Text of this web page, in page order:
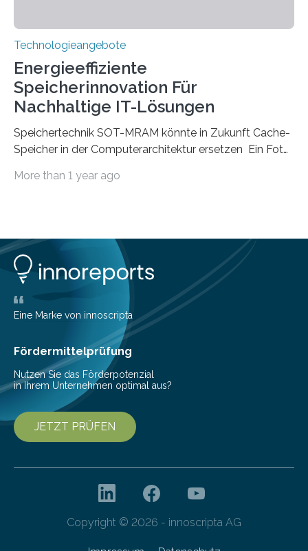
Technologieangebote
Energieeffiziente
Speicherinnovation Für
Nachhaltige IT-Lösungen
Speichertechnik SOT-MRAM könnte in Zukunft Cache-
Speicher in der Computerarchitektur ersetzen Ein Foto,
Hochgeladene Medien landen in riesigen Cloud-
weltweiten Gesamtenergieverbrauchs, was 200
Terawattstunden Strom pro Jahr entspricht. Dieser
immense Energiebedarf hat Wissenschaftlerinnen und
Wissenschaftler dazu veranlasst, innovative Wege zur
Senkung des Energieverbrauchs zu erforschen. Neuer
Ansatz für Smartphones und Supercomputer
gleichermaßen geeignet…
More than 1 year ago
Eine Marke von innoscripta
Fördermittelprüfung
Nutzen Sie das Förderpotenzial
in Ihrem Unternehmen optimal aus?
JETZT PRÜFEN
Copyright © 2026 - innoscripta AG